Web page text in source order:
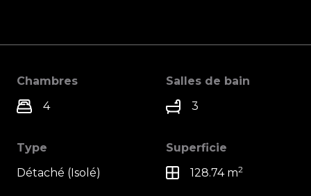
Chambres
4
Salles de bain
3
Type
Détaché (Isolé)
Superficie
128.74 m2